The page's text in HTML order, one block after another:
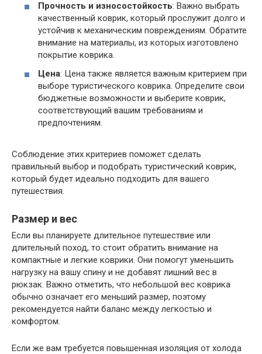
Прочность и износостойкость: Важно выбрать
качественный коврик, который прослужит долго и
устойчив к механическим повреждениям. Обратите
внимание на материалы, из которых изготовлено
покрытие коврика.
Цена: Цена также является важным критерием при
выборе туристического коврика. Определите свои
бюджетные возможности и выберите коврик,
соответствующий вашим требованиям и
предпочтениям.
Соблюдение этих критериев поможет сделать
правильный выбор и подобрать туристический коврик,
который будет идеально подходить для вашего
путешествия.
Размер и вес
Если вы планируете длительное путешествие или
длительный поход, то стоит обратить внимание на
компактные и легкие коврики. Они помогут уменьшить
нагрузку на вашу спину и не добавят лишний вес в
рюкзак. Важно отметить, что небольшой вес коврика
обычно означает его меньший размер, поэтому
рекомендуется найти баланс между легкостью и
комфортом.
Если же вам требуется повышенная изоляция от холода